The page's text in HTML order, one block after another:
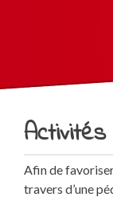
Activités
Afin de
travers d’une